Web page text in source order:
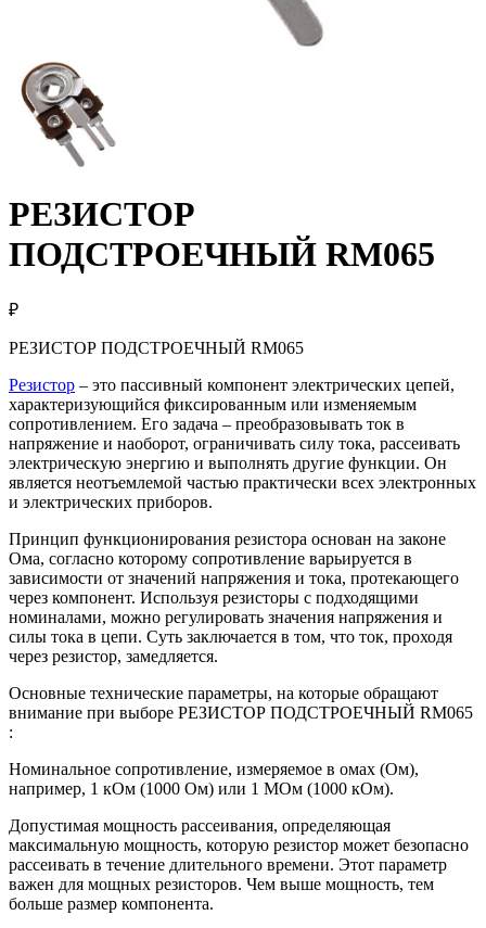
РЕЗИСТОР
ПОДСТРОЕЧНЫЙ RM065
₽
РЕЗИСТОР ПОДСТРОЕЧНЫЙ RM065
Резистор – это пассивный компонент электрических цепей,
характеризующийся фиксированным или изменяемым
сопротивлением. Его задача – преобразовывать ток в
напряжение и наоборот, ограничивать силу тока, рассеивать
электрическую энергию и выполнять другие функции. Он
является неотъемлемой частью практически всех электронных
и электрических приборов.
Принцип функционирования резистора основан на законе
Ома, согласно которому сопротивление варьируется в
зависимости от значений напряжения и тока, протекающего
через компонент. Используя резисторы с подходящими
номиналами, можно регулировать значения напряжения и
силы тока в цепи. Суть заключается в том, что ток, проходя
через резистор, замедляется.
Основные технические параметры, на которые обращают
внимание при выборе РЕЗИСТОР ПОДСТРОЕЧНЫЙ RM065
:
Номинальное сопротивление, измеряемое в омах (Ом),
например, 1 кОм (1000 Ом) или 1 МОм (1000 кОм).
Допустимая мощность рассеивания, определяющая
максимальную мощность, которую резистор может безопасно
рассеивать в течение длительного времени. Этот параметр
важен для мощных резисторов. Чем выше мощность, тем
больше размер компонента.